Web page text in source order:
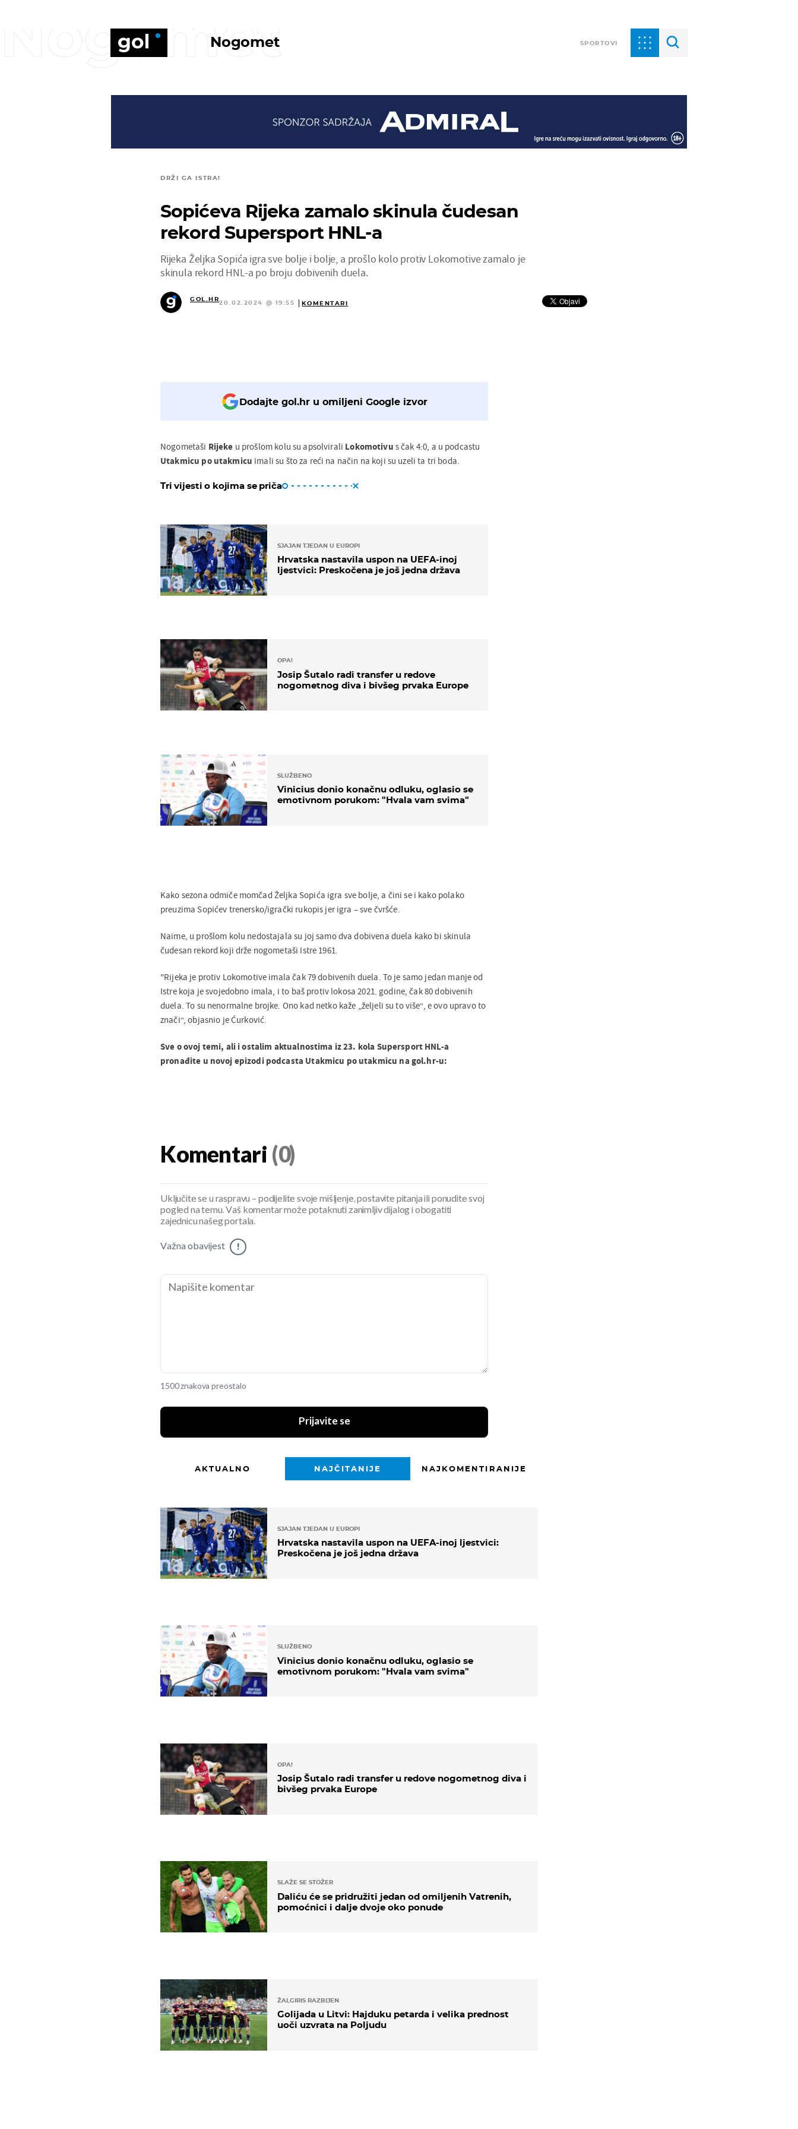
Nogomet SPORTOVI
Nogomet
DRŽI GA ISTRA!
Sopićeva Rijeka zamalo skinula čudesan
rekord Supersport HNL-a
Rijeka Željka Sopića igra sve bolje i bolje, a prošlo kolo protiv Lokomotive zamalo je
skinula rekord HNL-a po broju dobivenih duela.
GOL.HR
20.02.2024 @ 19:55 KOMENTARI
Dodajte gol.hr u omiljeni Google izvor
Nogometaši Rijeke u prošlom kolu su apsolvirali Lokomotivu s čak 4:0, a u podcastu
Utakmicu po utakmicu imali su što za reći na način na koji su uzeli ta tri boda.
Tri vijesti o kojima se priča
SJAJAN TJEDAN U EUROPI
Hrvatska nastavila uspon na UEFA-inoj
ljestvici: Preskočena je još jedna država
OPA!
Josip Šutalo radi transfer u redove
nogometnog diva i bivšeg prvaka Europe
SLUŽBENO
Vinicius donio konačnu odluku, oglasio se
emotivnom porukom: "Hvala vam svima"
Kako sezona odmiče momčad Željka Sopića igra sve bolje, a čini se i kako polako
preuzima Sopićev trenersko/igrački rukopis jer igra – sve čvršće.
Naime, u prošlom kolu nedostajala su joj samo dva dobivena duela kako bi skinula
čudesan rekord koji drže nogometaši Istre 1961.
"Rijeka je protiv Lokomotive imala čak 79 dobivenih duela. To je samo jedan manje od
Istre koja je svojedobno imala, i to baš protiv lokosa 2021. godine, čak 80 dobivenih
duela. To su nenormalne brojke. Ono kad netko kaže „željeli su to više“, e ovo upravo to
znači“, objasnio je Ćurković.
Sve o ovoj temi, ali i ostalim aktualnostima iz 23. kola Supersport HNL-a
pronađite u novoj epizodi podcasta Utakmicu po utakmicu na gol.hr-u:
Komentari (0)
Uključite se u raspravu – podijelite svoje mišljenje, postavite pitanja ili ponudite svoj
pogled na temu. Vaš komentar može potaknuti zanimljiv dijalog i obogatiti
zajednicu našeg portala.
Važna obavijest !
1500 znakova preostalo
Prijavite se
AKTUALNO NAJČITANIJE NAJKOMENTIRANIJE
SJAJAN TJEDAN U EUROPI
Hrvatska nastavila uspon na UEFA-inoj ljestvici:
Preskočena je još jedna država
SLUŽBENO
Vinicius donio konačnu odluku, oglasio se
emotivnom porukom: "Hvala vam svima"
OPA!
Josip Šutalo radi transfer u redove nogometnog diva i
bivšeg prvaka Europe
SLAŽE SE STOŽER
Daliću će se pridružiti jedan od omiljenih Vatrenih,
pomoćnici i dalje dvoje oko ponude
ŽALGIRIS RAZBIJEN
Golijada u Litvi: Hajduku petarda i velika prednost
uoči uzvrata na Poljudu